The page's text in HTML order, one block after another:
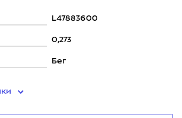
L47883600
0,273
Бег